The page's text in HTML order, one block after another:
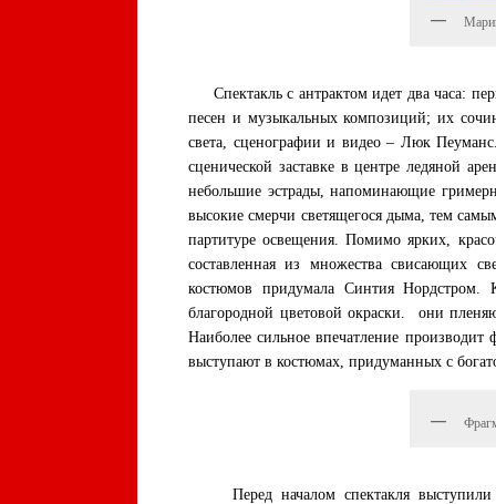
Спектакль с антрактом идет два часа:
песен и музыкальных композиций; их
света, сценографии и видео – Люк
сценической заставке в центре ледяной
небольшие эстрады, напоминающие
высокие смерчи светящегося дыма, тем
партитуре освещения. Помимо ярких,
составленная из множества свисающих
костюмов придумала Синтия Нордстром.
благородной цветовой окраски. они
Наиболее сильное впечатление
выступают в костюмах, придуманных с
Перед началом спектакля выступили